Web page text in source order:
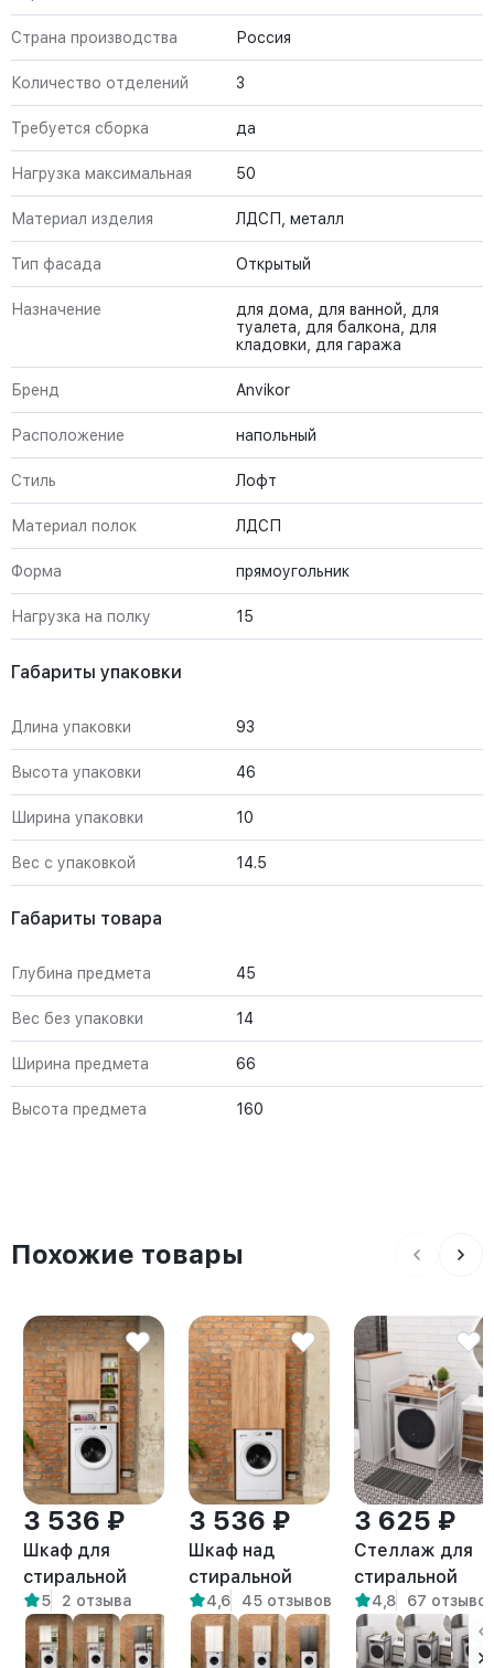
Страна производства Россия
Количество отделений 3
Требуется сборка да
Нагрузка максимальная 50
Материал изделия ЛДСП, металл
Тип фасада Открытый
Назначение
для дома, для ванной, для
туалета, для балкона, для
кладовки, для гаража
Бренд Anvikor
Расположение напольный
Стиль Лофт
Материал полок ЛДСП
Форма прямоугольник
Нагрузка на полку 15
Габариты упаковки
Длина упаковки 93
Высота упаковки 46
Ширина упаковки 10
Вес с упаковкой 14.5
Габариты товара
Глубина предмета 45
Вес без упаковки 14
Ширина предмета 66
Высота предмета 160
Похожие товары
3 536 ₽
Шкаф для
стиральной
машины Креус
амаретто
5 2 отзыва
3 536 ₽
Шкаф над
стиральной
машиной
напольный Гата
амаретто
4,6 45 отзывов
3 625 ₽
Стеллаж для
стиральной
сушильной
машин Шексна
белый/
4,8 67